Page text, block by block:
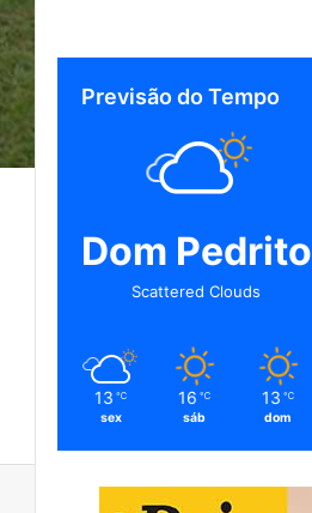
Previsão do Tempo
Dom Pedrito
Scattered Clouds
13 ℃
sex
16 ℃
sáb
13 ℃
dom